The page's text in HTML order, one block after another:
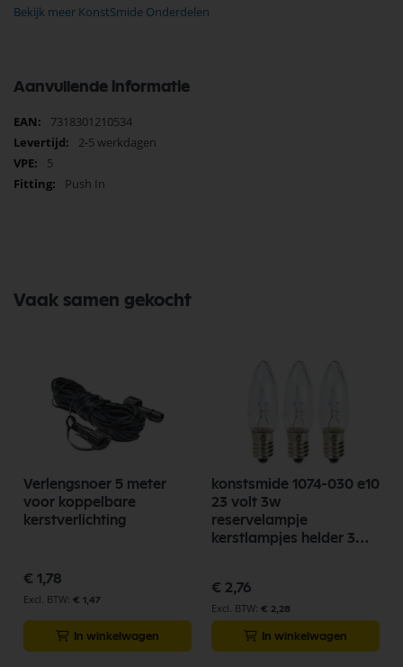
Bekijk meer KonstSmide Onderdelen
Aanvullende informatie
Meer
informatie
7318301210534
2-5 werkdagen
5
Push In
Vaak samen gekocht
Verlengsnoer 5 meter
voor koppelbare
kerstverlichting
€ 1,78
€ 1,47
In winkelwagen
konstsmide 1074-030 e10
23 volt 3w
reservelampje
kerstlampjes helder 3
€ 2,76
€ 2,28
In winkelwagen